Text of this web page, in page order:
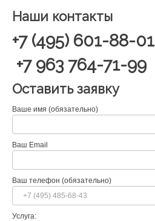
Наши контакты
+7 (495) 601-88-01
+7 963 764-71-99
Оставить заявку
Ваше имя (обязательно)
Ваш Email
Ваш телефон (обязательно)
Услуга: